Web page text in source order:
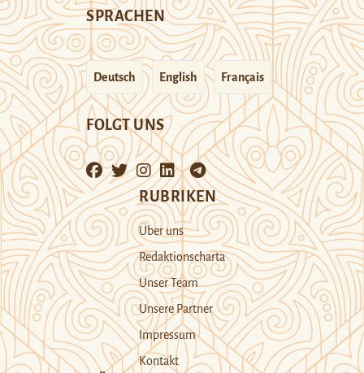
SPRACHEN
Deutsch English Français
FOLGT UNS
RUBRIKEN
Über uns
Redaktionscharta
Unser Team
Unsere Partner
Impressum
Kontakt